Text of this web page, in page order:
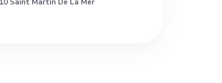
Saint Martin De La Mer